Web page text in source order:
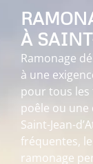
À
Ramonage
à une
pour tous les
poêle ou une
Saint-Jean-
fréquentes,
ramonage